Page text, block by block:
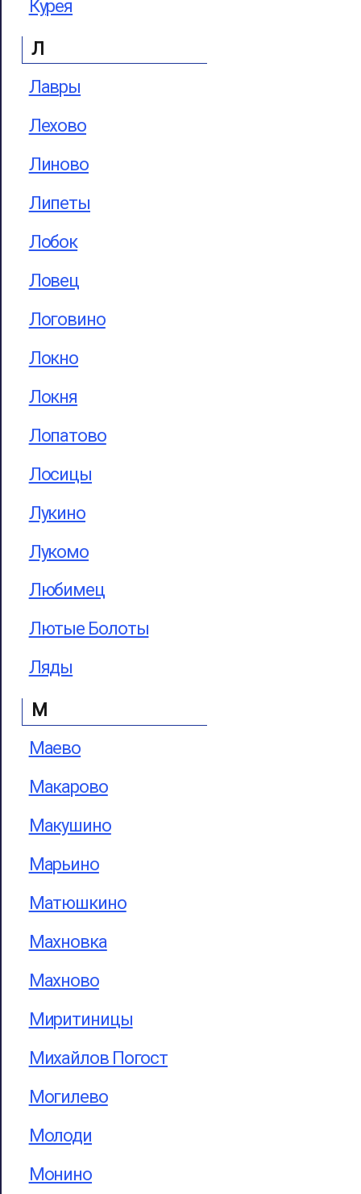
Курея
Л
Лавры
Лехово
Линово
Липеты
Лобок
Ловец
Логовино
Локно
Локня
Лопатово
Лосицы
Лукино
Лукомо
Любимец
Лютые Болоты
Ляды
М
Маево
Макарово
Макушино
Марьино
Матюшкино
Махновка
Махново
Миритиницы
Михайлов Погост
Могилево
Молоди
Монино